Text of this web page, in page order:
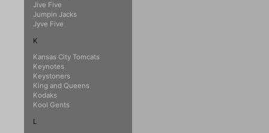
Jive Five
Jumpin Jacks
Jyve Five
K
Kansas City Tomcats
Keynotes
Keystoners
King and Queens
Kodaks
Kool Gents
L